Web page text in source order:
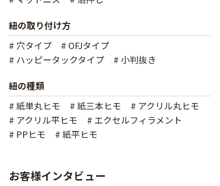
紐の取り付け方
# 穴タイプ
# OFJタイプ
# ハッピータックタイプ
# 小判抜き
紐の種類
# 紙単丸ヒモ
# 紙三本ヒモ
# アクリル丸ヒモ
# アクリル平ヒモ
# エクセルフィラメント
# PPヒモ
# 紙平ヒモ
お客様インタビュー